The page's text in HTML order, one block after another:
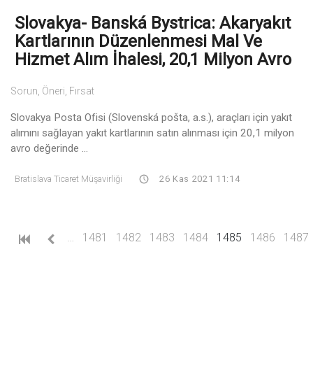
Slovakya- Banská Bystrica: Akaryakıt
Kartlarının Düzenlenmesi Mal Ve
Hizmet Alım İhalesi, 20,1 Milyon Avro
Sorun, Öneri, Fırsat
Slovakya Posta Ofisi (Slovenská pošta, a.s.), araçları için yakıt
alımını sağlayan yakıt kartlarının satın alınması için 20,1 milyon
avro değerinde ...
Bratislava Ticaret Müşavirliği 26 Kas 2021 11:14
1481 1482 1483 1484 1485 (current)
1486 1487